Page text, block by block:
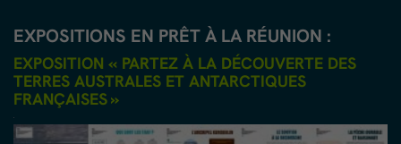
EXPOSITIONS EN PRÊT À LA RÉUNION :
EXPOSITION « PARTEZ À LA DÉCOUVERTE DES
TERRES AUSTRALES ET ANTARCTIQUES
FRANÇAISES »